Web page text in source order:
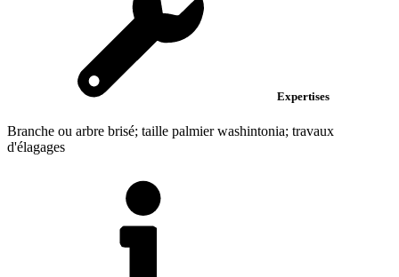
Expertises
Branche ou arbre brisé; taille palmier washintonia; travaux
d'élagages